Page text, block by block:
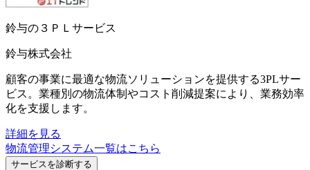
鈴与の３ＰＬサービス
鈴与株式会社
顧客の事業に最適な物流ソリューションを提供する3PLサー
ビス。業種別の物流体制やコスト削減提案により、業務効率
化を支援します。
詳細を見る
物流管理システム一覧はこちら
サービスを診断する